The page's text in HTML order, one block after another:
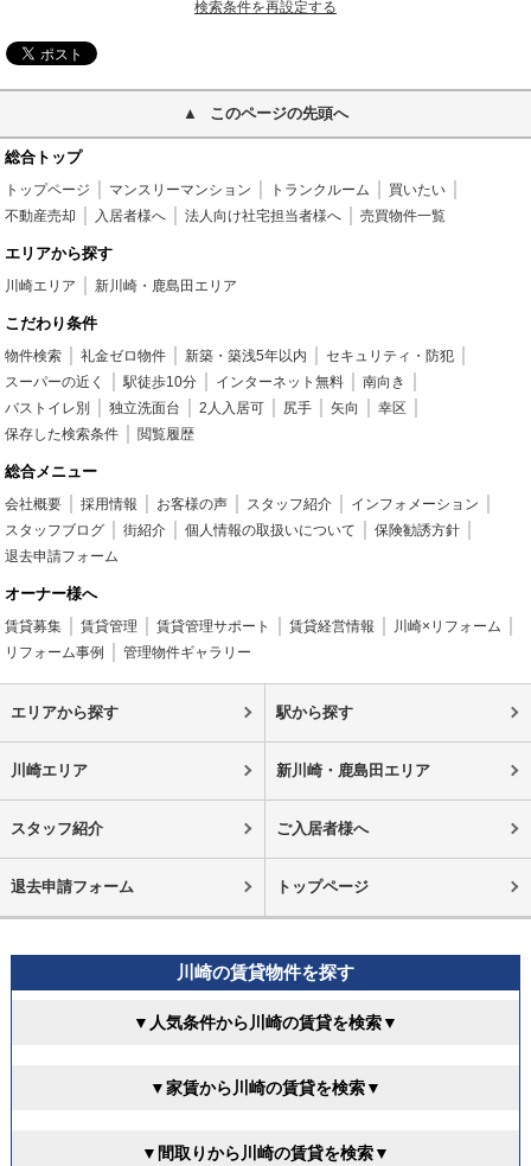
検索条件を再設定する
このページの先頭へ
総合トップ
トップページ マンスリーマンション トランクルーム
買いたい
不動産売却
入居者様へ 法人向け社宅担当者様へ 売買物件一覧
エリアから探す
川崎エリア 新川崎・鹿島田エリア
こだわり条件
物件検索 礼金ゼロ物件 新築・築浅5年以内
セキュリティ・防犯
スーパーの近く
駅徒歩10分 インターネット無料
南向き
バストイレ別
独立洗面台 2人入居可 尻手 矢向
幸区
保存した検索条件
閲覧履歴
総合メニュー
会社概要 採用情報 お客様の声 スタッフ紹介
インフォメーション
スタッフブログ
街紹介 個人情報の取扱いについて
保険勧誘方針
退去申請フォーム
オーナー様へ
賃貸募集 賃貸管理 賃貸管理サポート 賃貸経営情報
川崎×リフォーム
リフォーム事例
管理物件ギャラリー
エリアから探す 駅から探す
川崎エリア 新川崎・鹿島田エリア
スタッフ紹介 ご入居者様へ
退去申請フォーム トップページ
川崎の賃貸物件を探す
▼人気条件から川崎の賃貸を検索▼
▼家賃から川崎の賃貸を検索▼
▼間取りから川崎の賃貸を検索▼